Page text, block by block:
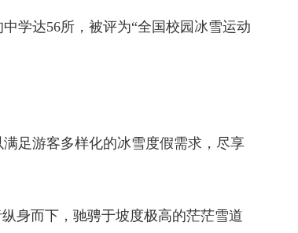
学达56所，被评为“全国校园冰雪运动
足游客多样化的冰雪度假需求，尽享
身而下，驰骋于坡度极高的茫茫雪道